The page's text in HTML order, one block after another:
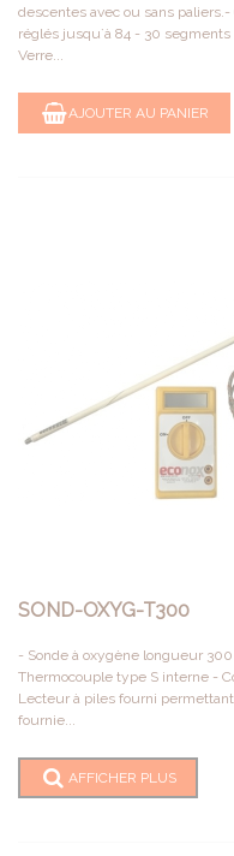
descentes avec ou sans
réglés jusqu`à 84 - 30
Verre...
AJOUTER AU PANIER
SOND-OXYG-T300
- Sonde à oxygène longueur
Thermocouple type S interne -
Lecteur à piles fourni
fournie...
AFFICHER PLUS